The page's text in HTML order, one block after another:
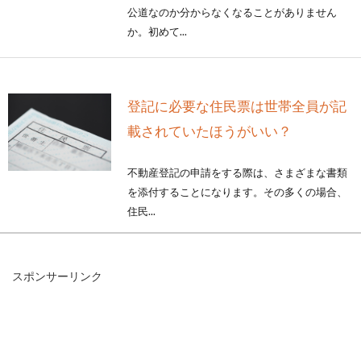
公道なのか分からなくなることがありません
か。初めて...
登記に必要な住民票は世帯全員が記
載されていたほうがいい？
不動産登記の申請をする際は、さまざまな書類
を添付することになります。その多くの場合、
住民...
スポンサーリンク